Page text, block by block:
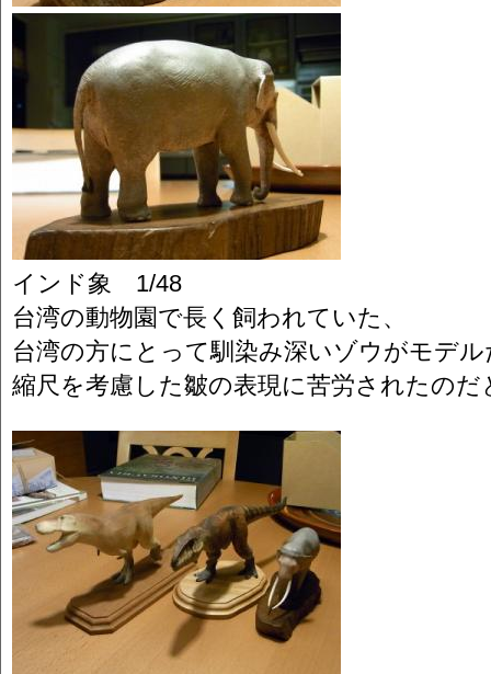
インド象 1/48
台湾の動物園で長く飼われていた、
台湾の方にとって馴染み深いゾウがモデ
縮尺を考慮した皺の表現に苦労されたのだ